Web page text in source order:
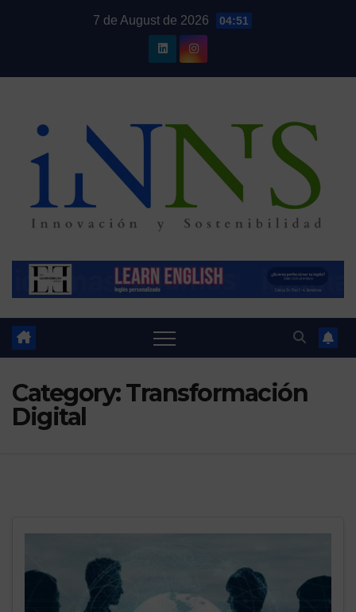
7 de August de 2026 04:51
Category:Transformación
Digital